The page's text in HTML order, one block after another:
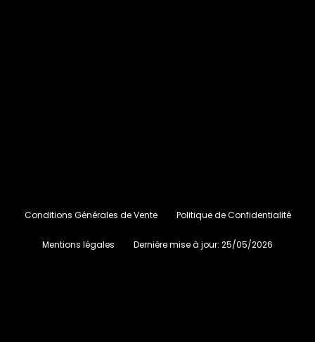
Conditions Générales de Vente Politique de Confidentialité
Mentions légales Dernière mise à jour: 25/05/2026